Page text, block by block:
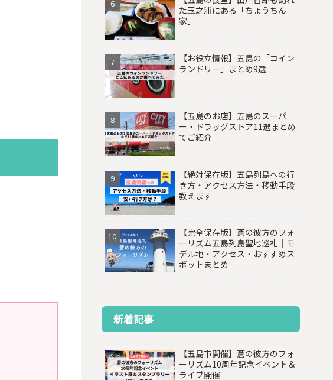
た玉之浦にある「ちょうちん
家」
【お役立情報】五島の「コイン
ランドリー」まとめ9選
【五島のお店】五島のスーパ
ー・ドラッグストア11選まとめ
てご紹介
【絶対保存版】五島列島への行
き方・アクセス方法・移動手段
教えます
【完全保存版】蒼の彼方のフォ
ーリズム五島列島聖地巡礼｜モ
デル地・アクセス・おすすめス
ポットまとめ
新着記事
【五島市開催】蒼の彼方のフォ
ーリズム10周年記念イベント＆
ライブ開催